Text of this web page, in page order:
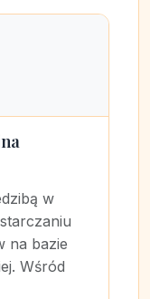
w
na bazie
Wśród